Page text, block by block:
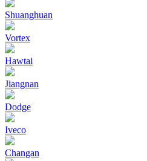
Shuanghuan
Vortex
Hawtai
Jiangnan
Dodge
Iveco
Changan